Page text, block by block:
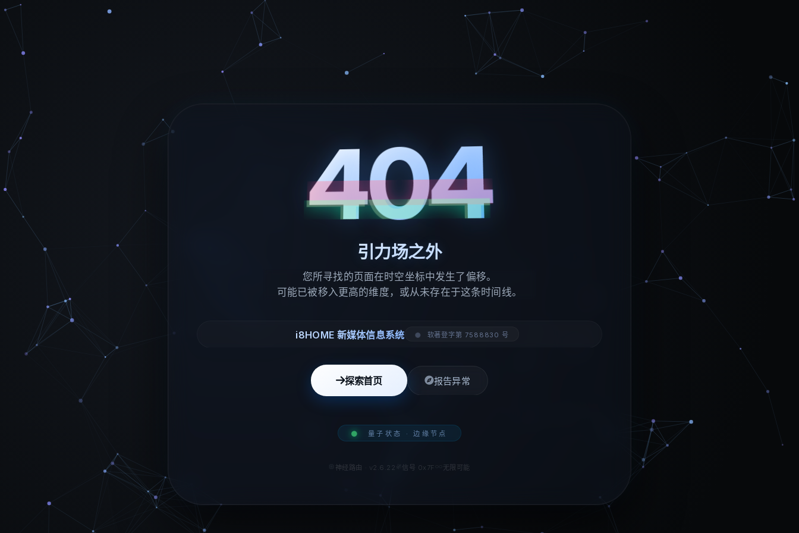
404
引力场之外
您所寻找的页面在时空坐标中发生了偏移。
可能已被移入更高的维度，或从未存在于这条时间线。
i8HOME 新媒体信息系统 软著登字第 7588830 号
探索首页 报告异常
量子状态 · 边缘节点
神经路由 · v2.6.22 信号 0x7F 无限可能